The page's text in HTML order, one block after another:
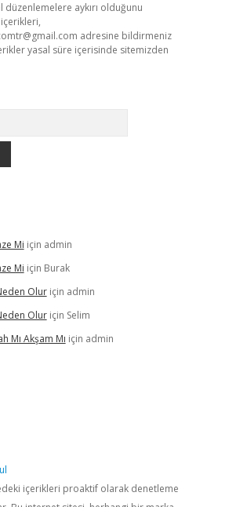
düzenlemelere aykırı olduğunu
adresine bildirmeniz
yasal süre içerisinde sitemizden
Mi için admin
Mi için Burak
Oluriçin admin
Oluriçin Selim
Mı Akşam Mı için admin
içerikleri proaktif olarak denetleme